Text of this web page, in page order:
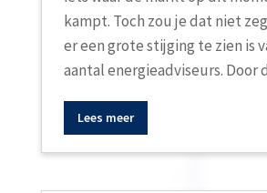
kampt. Toch zou je dat niet
er een grote stijging te zien is
aantal energieadviseurs. Door
Lees meer